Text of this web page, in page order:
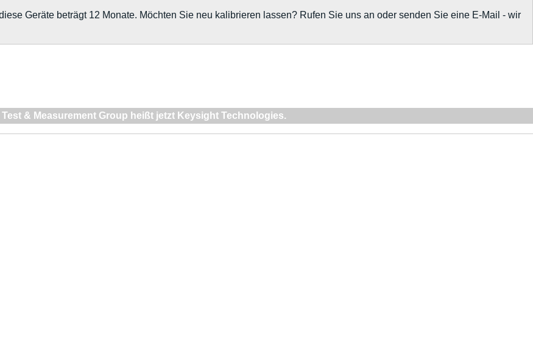
Geräte beträgt 12 Monate. Möchten Sie neu kalibrieren lassen? Rufen Sie uns an oder senden Sie eine E-Mail - wir
& Measurement Group heißt jetzt Keysight Technologies.